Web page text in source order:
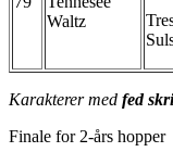
Waltz
Karakterer med fed
Finale for 2-års hopper